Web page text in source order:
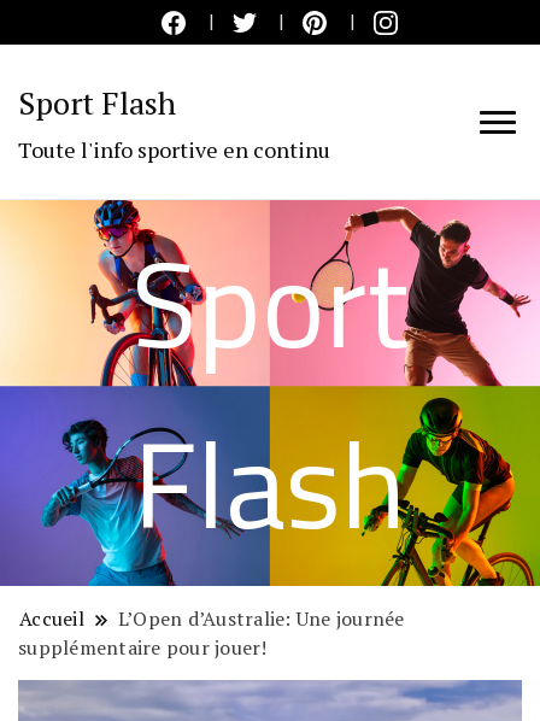
Sport Flash
Toute l'info sportive en continu
Sport
Flash
Accueil
L’Open d’Australie: Une journée
supplémentaire pour jouer!